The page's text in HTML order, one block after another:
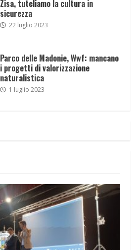
Zisa, tuteliamo la cultura in
sicurezza
22 luglio 2023
Parco delle Madonie, Wwf: mancano
i progetti di valorizzazione
naturalistica
1 luglio 2023